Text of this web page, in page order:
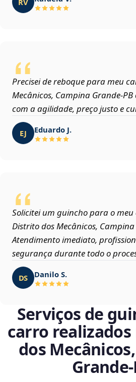
Precisei de reboque para meu
Mecânicos, Campina
com a agilidade, preço justo e
EJ Eduardo J.
Solicitei um guincho para o
Distrito dos Mecânicos, Campina
Atendimento imediato,
segurança durante todo o
DS Danilo S.
Serviços de
carro
dos